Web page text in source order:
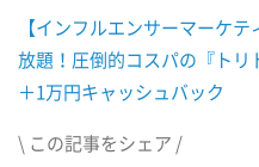
【インフルエンサーマーケ
放題！圧倒的コスパの『ト
＋1万円キャッシュバック
\ この記事をシェア /